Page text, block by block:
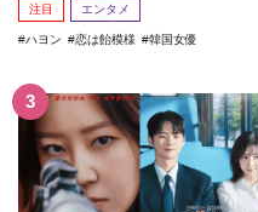
注目 エンタメ
ハヨン 恋は飴模様 韓国女優